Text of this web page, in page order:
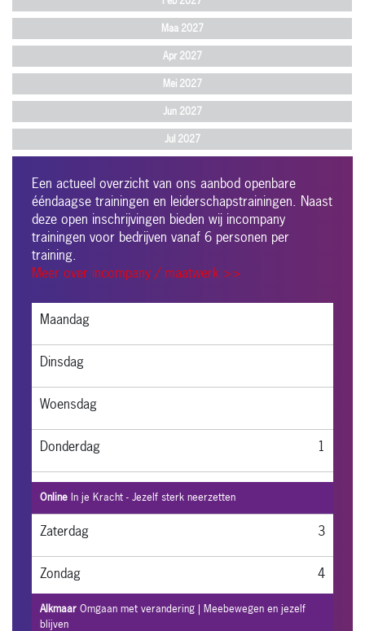
Maa 2027
Apr 2027
Mei 2027
Jun 2027
Jul 2027
Een actueel overzicht van ons aanbod openbare
ééndaagse trainingen en leiderschapstrainingen. Naast
deze open inschrijvingen bieden wij incompany
trainingen voor bedrijven vanaf 6 personen per
training.
Meer over incompany / maatwerk >>
Maandag
Dinsdag
Woensdag
Donderdag 1
Vrijdag
Online In je Kracht - Jezelf sterk neerzetten
Zaterdag 3
Zondag 4
Alkmaar Omgaan met verandering | Meebewegen en jezelf
blijven